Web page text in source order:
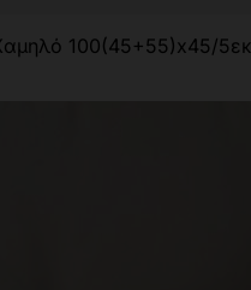
100(45+55)x45/5εκ